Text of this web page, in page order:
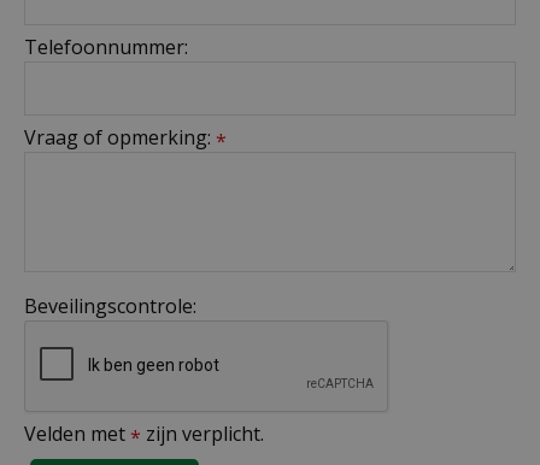
Telefoonnummer:
Vraag of opmerking: *
Beveilingscontrole:
Velden met * zijn verplicht.